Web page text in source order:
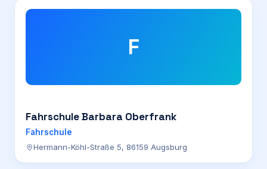
F
Fahrschule Barbara Oberfrank
Fahrschule
Hermann-Köhl-Straße 5, 86159 Augsburg